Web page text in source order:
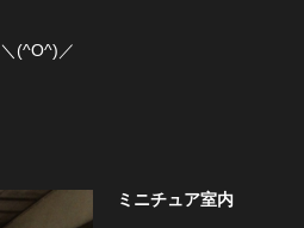
(^O^)／
ミニチュア室内